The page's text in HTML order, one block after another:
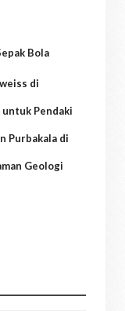
Bola
di
untuk Pendaki
Purbakala di
Geologi